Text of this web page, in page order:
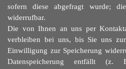
sofern diese abgefragt wurde;
widerrufbar.
Die von Ihnen an uns per
verbleiben bei uns, bis Sie uns
Einwilligung zur Speicherung
Datenspeicherung entfällt (z.